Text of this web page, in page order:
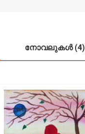
നോവലുകൾ (4)